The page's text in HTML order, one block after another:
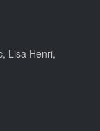
Lisa Henri,